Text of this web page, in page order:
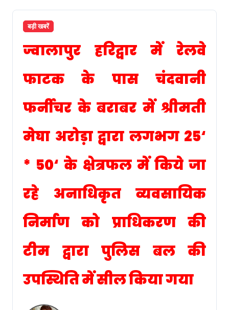
बड़ी खबरें
ज्वालापुर हरिद्वार में रेलवे
फाटक के पास चंदवानी
फर्नीचर के बराबर में श्रीमती
मेघा अरोड़ा द्वारा लगभग 25‘
* 50‘ के क्षेत्रफल में किये जा
रहे अनाधिकृत व्यवसायिक
निर्माण को प्राधिकरण की
टीम द्वारा पुलिस बल की
उपस्थिति में सील किया गया